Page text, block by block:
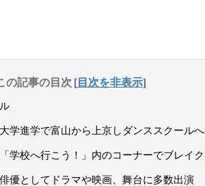
の記事の目次 [目次を非表示]
進学で富山から上京しダンススクールへ
校へ行こう！」内のコーナーでブレイク
としてドラマや映画、舞台に多数出演